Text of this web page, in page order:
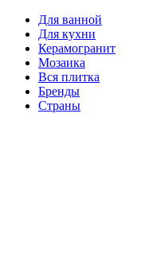
Для ванной
Для кухни
Керамогранит
Мозаика
Вся плитка
Бренды
Страны